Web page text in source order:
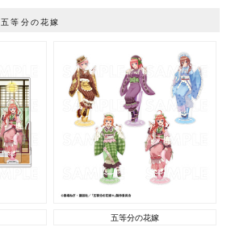
五等分の花嫁
五等分の花嫁